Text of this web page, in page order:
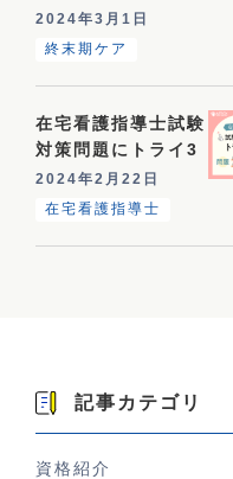
2024年3月1日
終末期ケア
在宅看護指導士試験
対策問題にトライ3
2024年2月22日
在宅看護指導士
記事カテゴリ
資格紹介